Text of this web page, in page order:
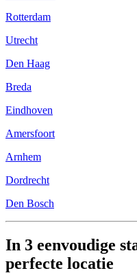
Rotterdam
Utrecht
Den Haag
Breda
Eindhoven
Amersfoort
Arnhem
Dordrecht
Den Bosch
In 3 eenvoudige
perfecte locatie